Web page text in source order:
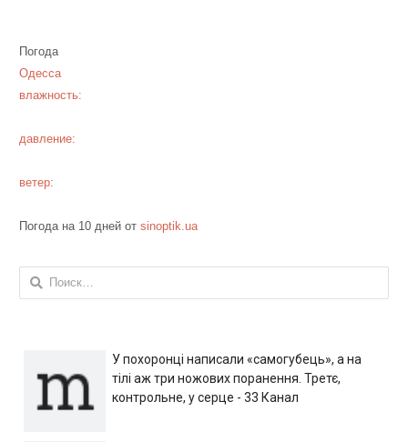
Погода
Одесса
влажность:
давление:
ветер:
Погода на 10 дней от sinoptik.ua
Найти:
У похоронці написали «самогубець», а на
тілі аж три ножових поранення. Третє,
контрольне, у серце - 33 Канал